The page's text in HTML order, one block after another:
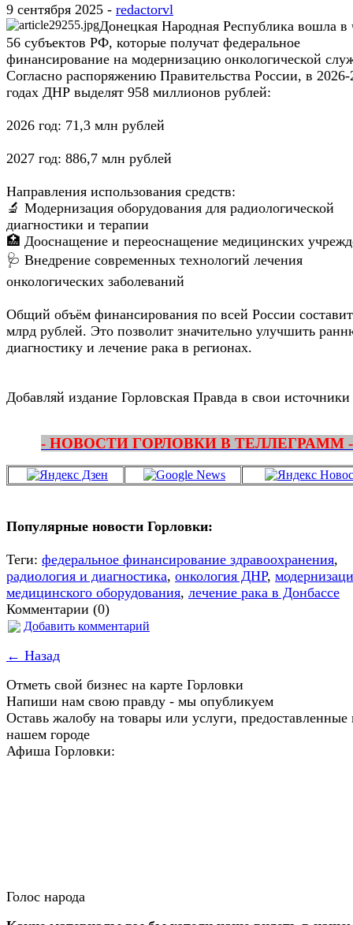
9 сентября 2025 - redactorvl
Донецкая Народная Республика вошла в
56 субъектов РФ, которые получат федеральное
финансирование на модернизацию онкологической
Согласно распоряжению Правительства России, в 2026-
годах ДНР выделят 958 миллионов рублей:
2026 год: 71,3 млн рублей
2027 год: 886,7 млн рублей
Направления использования средств:
🔬 Модернизация оборудования для радиологической
диагностики и терапии
🏥 Дооснащение и переоснащение медицинских
🩺 Внедрение современных технологий лечения
онкологических заболеваний
Общий объём финансирования по всей России
млрд рублей. Это позволит значительно улучшить
диагностику и лечение рака в регионах.
Добавляй издание Горловская Правда в свои источники
- НОВОСТИ ГОРЛОВКИ В ТЕЛЛЕГРАММ -
Популярные новости Горловки:
Теги: федеральное финансирование здравоохранения,
радиология и диагностика, онкология ДНР,
медицинского оборудования, лечение рака в Донбассе
Комментарии (0)
Добавить комментарий
← Назад
Отметь свой бизнес на карте Горловки
Напиши нам свою правду - мы опубликуем
Оставь жалобу на товары или услуги, предоставленные
нашем городе
Афиша Горловки:
Голос народа